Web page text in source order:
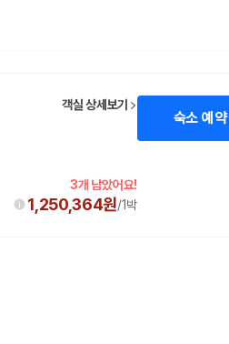
교하는 것이 좋습니다.
조건을 함께 확인할 수 있도록 돕습니다.
객실 상세보기
3개 남았어요!
1,250,364원/1박
숙소 예약